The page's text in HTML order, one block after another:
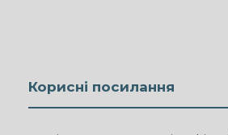
Корисні посилання